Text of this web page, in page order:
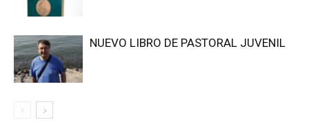
NUEVO LIBRO DE PASTORAL JUVENIL